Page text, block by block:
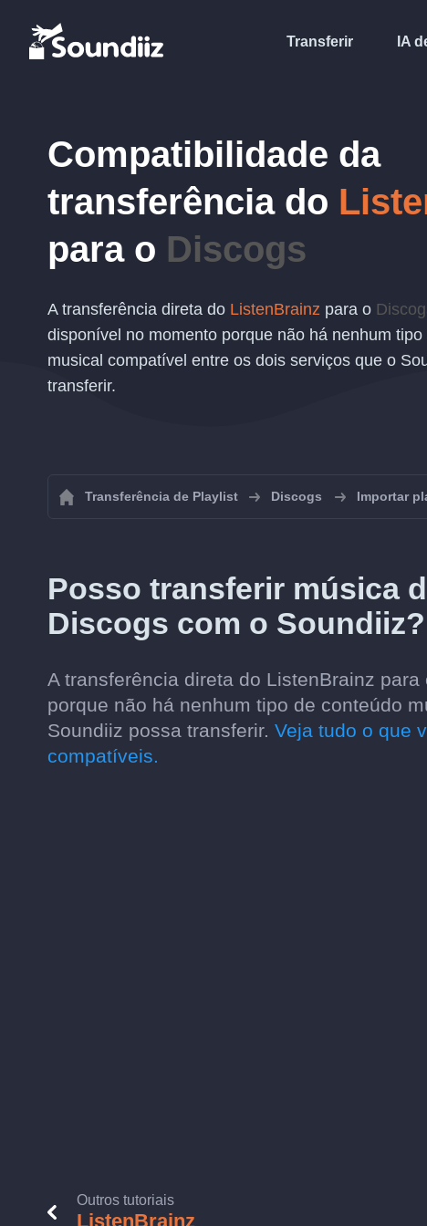
Transferir IA
Compatibilidade da
transferência do
para o Discogs
A transferência direta do ListenBrainz para o
disponível no momento porque não há nenhum
musical compatível entre os dois serviços que o
transferir.
Transferência de Playlist Discogs Importar
Posso transferir música
Discogs com o Soundiiz?
A transferência direta do ListenBrainz
porque não há nenhum tipo de conteúdo
Soundiiz possa transferir. Veja tudo o que
compatíveis.
Outros tutoriais
ListenBrainz